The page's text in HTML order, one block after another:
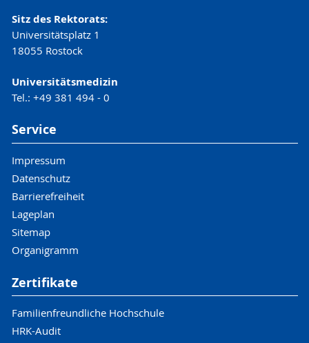
Sitz des Rektorats:
Universitätsplatz 1
18055 Rostock
Universitätsmedizin
Tel.: +49 381 494 - 0
Service
Impressum
Datenschutz
Barrierefreiheit
Lageplan
Sitemap
Organigramm
Zertifikate
Familienfreundliche Hochschule
HRK-Audit